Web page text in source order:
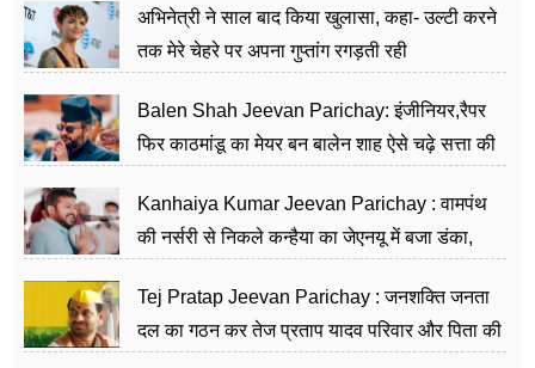
अभिनेत्री ने साल बाद किया खुलासा, कहा- उल्टी करने
तक मेरे चेहरे पर अपना गुप्तांग रगड़ती रही
Balen Shah Jeevan Parichay: इंजीनियर,रैपर
फिर काठमांडू का मेयर बन बालेन शाह ऐसे चढ़े सत्ता की
Kanhaiya Kumar Jeevan Parichay : वामपंथ
की नर्सरी से निकले कन्हैया का जेएनयू में बजा डंका,
Tej Pratap Jeevan Parichay : जनशक्ति जनता
दल का गठन कर तेज प्रताप यादव परिवार और पिता की